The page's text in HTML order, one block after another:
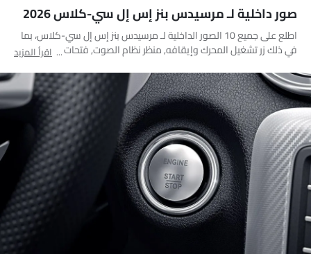
صور داخلية لـ مرسيدس بنز إس إل سي-كلاس 2026
اطلع على جميع 10 الصور الداخلية لـ مرسيدس بنز إس إل سي-كلاس، بما
في ذلك زر تشغيل المحرك وإيقافه, منظر نظام الصوت, فتحات المكيف
منظر مكبرات الصوت, مسند رأس المقعد الأمامي, شاشة اللمس
اقرأ المزيد